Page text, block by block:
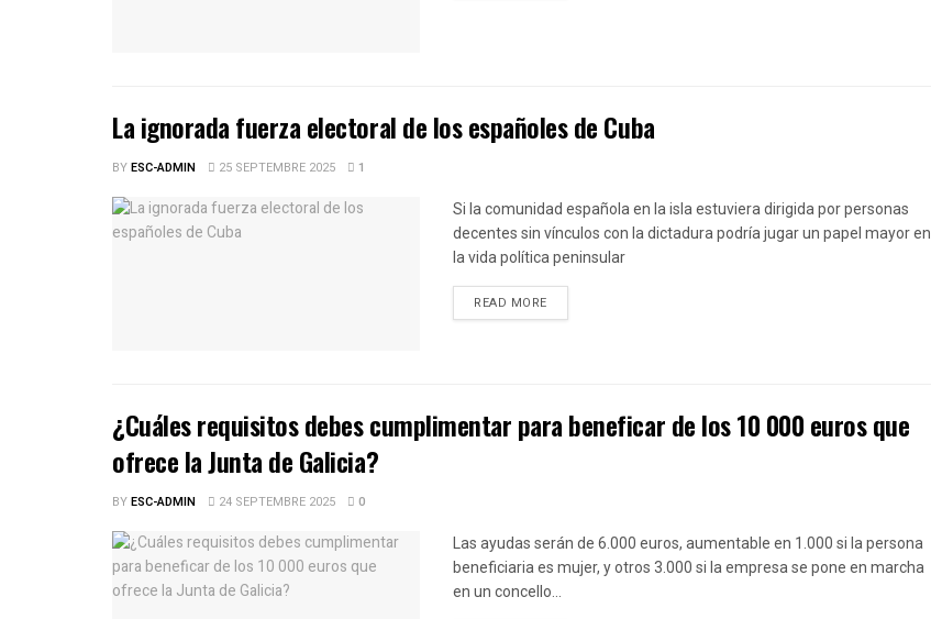
La ignorada fuerza electoral de los españoles de Cuba
BYESC-ADMIN 25 SEPTEMBRE 2025 1
Si la comunidad española en la isla estuviera dirigida por personas
decentes sin vínculos con la dictadura podría jugar un papel mayor en
la vida política peninsular
READ MOREDETAILS
¿Cuáles requisitos debes cumplimentar para beneficar de los 10 000 euros que
ofrece la Junta de Galicia?
BYESC-ADMIN 24 SEPTEMBRE 2025 0
Las ayudas serán de 6.000 euros, aumentable en 1.000 si la persona
beneficiaria es mujer, y otros 3.000 si la empresa se pone en marcha
en un concello...